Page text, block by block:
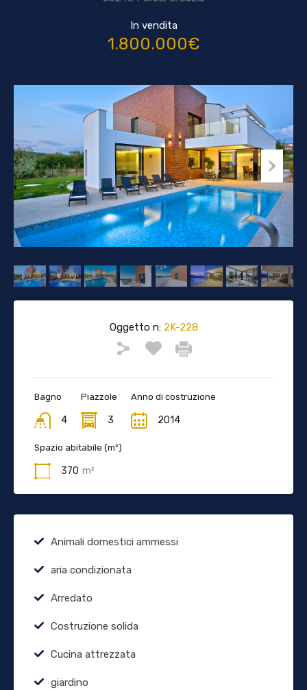
In vendita
1.800.000€
Oggetto n:2K-228
Bagno
4
Piazzole
3
Anno di costruzione
2014
Spazio abitabile (m²)
370 m²
Animali domestici ammessi
aria condizionata
Arredato
Costruzione solida
Cucina attrezzata
giardino